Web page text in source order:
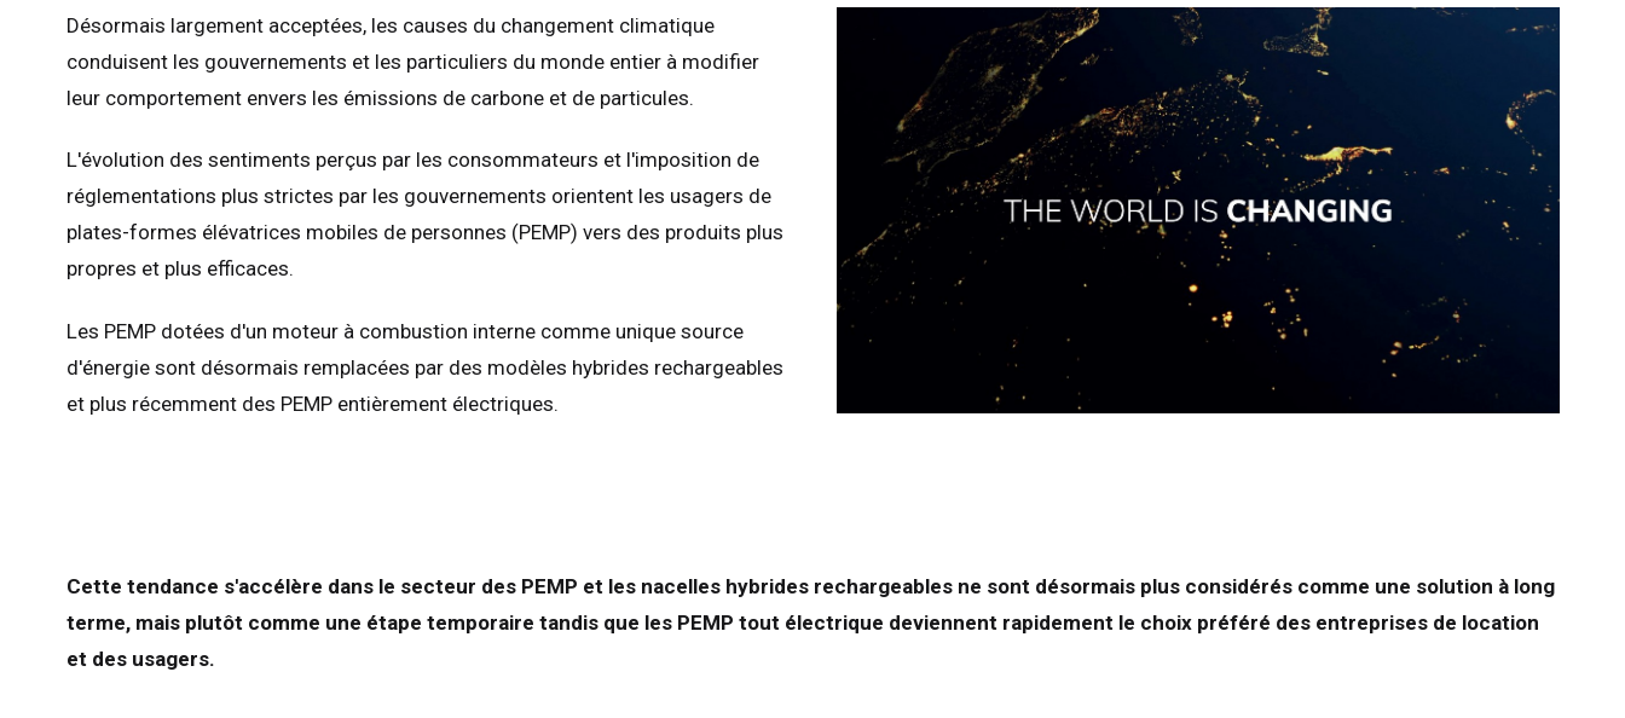
Désormais largement acceptées, les causes du changement climatique
conduisent les gouvernements et les particuliers du monde entier à modifier
leur comportement envers les émissions de carbone et de particules.
L'évolution des sentiments perçus par les consommateurs et l'imposition de
réglementations plus strictes par les gouvernements orientent les usagers de
plates-formes élévatrices mobiles de personnes (PEMP) vers des produits plus
propres et plus efficaces.
Les PEMP dotées d'un moteur à combustion interne comme unique source
d'énergie sont désormais remplacées par des modèles hybrides rechargeables
et plus récemment des PEMP entièrement électriques.
Cette tendance s'accélère dans le secteur des PEMP et les nacelles hybrides rechargeables ne sont désormais plus considérés comme une solution à long
terme, mais plutôt comme une étape temporaire tandis que les PEMP tout électrique deviennent rapidement le choix préféré des entreprises de location
et des usagers.